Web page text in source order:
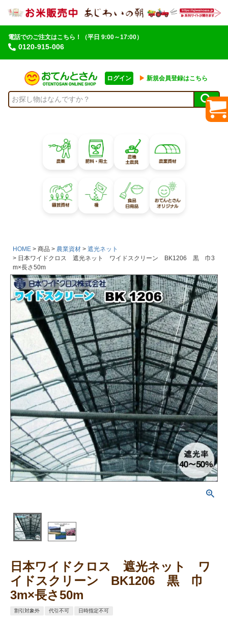
電話でのご注文はこちら！
0120-915-006
（平日 9:00～17:00）
ログイン ▶︎ 新規会員登録はこちら
HOME 商品 農業資材
遮光ネット
日本ワイドクロス 遮光ネット ワイドスクリーン BK1206 黒 巾3
m×長さ50m
日本ワイドクロス 遮光ネット ワ
イドスクリーン BK1206 黒 巾
3m×長さ50m
割引対象外 代引不可 日時指定不可